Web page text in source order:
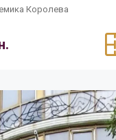
Королева